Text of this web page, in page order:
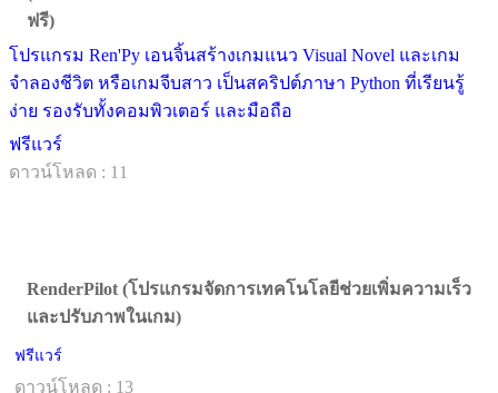
ฟรี)
โปรแกรม Ren'Py เอนจิ้นสร้างเกมแนว Visual Novel และเกม
จำลองชีวิต หรือเกมจีบสาว เป็นสคริปต์ภาษา Python ที่เรียนรู้
ง่าย รองรับทั้งคอมพิวเตอร์ และมือถือ
ฟรีแวร์
ดาวน์โหลด : 11
RenderPilot (โปรแกรมจัดการเทคโนโลยีช่วยเพิ่มความเร็ว
และปรับภาพในเกม)
ฟรีแวร์
ดาวน์โหลด : 13